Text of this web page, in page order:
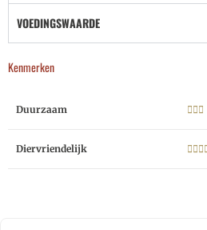
VOEDINGSWAARDE
Kenmerken
Duurzaam
Diervriendelijk